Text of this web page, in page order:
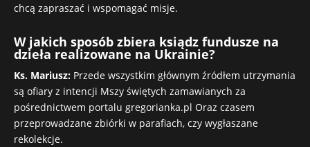
chcą zapraszać i wspomagać misje.
W jakich sposób zbiera ksiądz fundusze na
dzieła realizowane na Ukrainie?
Ks. Mariusz: Przede wszystkim głównym źródłem utrzymania
są ofiary z intencji Mszy świętych zamawianych za
pośrednictwem portalu gregorianka.pl Oraz czasem
przeprowadzane zbiórki w parafiach, czy wygłaszane
rekolekcje.